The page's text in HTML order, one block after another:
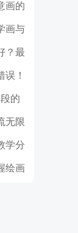
画的
画与
？最
！
的
无限
学分
绘画